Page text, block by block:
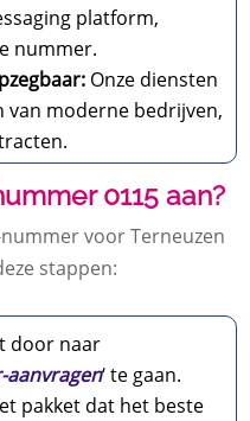
platform,
nummer.
Onze diensten
van moderne bedrijven,
0115 aan?
voor Terneuzen
stappen:
door naar
‘ te gaan.
pakket dat het beste